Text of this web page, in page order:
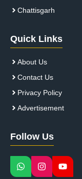
Chattisgarh
Quick Links
About Us
Contact Us
Privacy Policy
Advertisement
Follow Us